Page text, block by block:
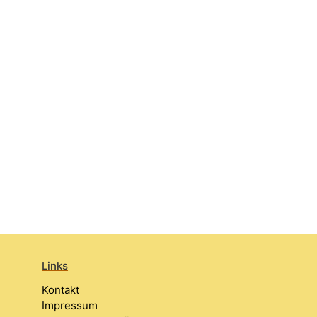
Links
Kontakt
Impressum